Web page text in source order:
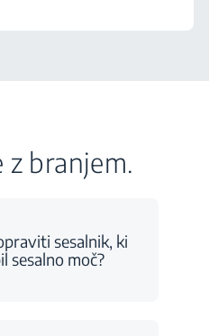
branjem.
sesalnik, ki
sesalno moč?